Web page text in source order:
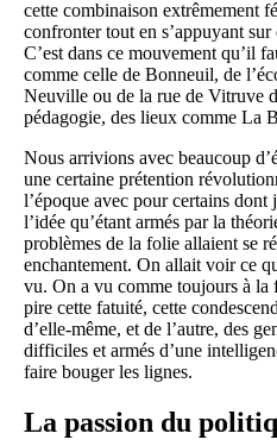
cette combinaison extrêmement
confronter tout en s’appuyant
C’est dans ce mouvement qu’il
comme celle de Bonneuil, de
Neuville ou de la rue de Vitruve
pédagogie, des lieux comme La
Nous arrivions avec beaucoup
une certaine prétention
l’époque avec pour certains dont
l’idée qu’étant armés par la
problèmes de la folie allaient se
enchantement. On allait voir ce
vu. On a vu comme toujours à
pire cette fatuité, cette
d’elle-même, et de l’autre, des
difficiles et armés d’une
faire bouger les lignes.
La passion du